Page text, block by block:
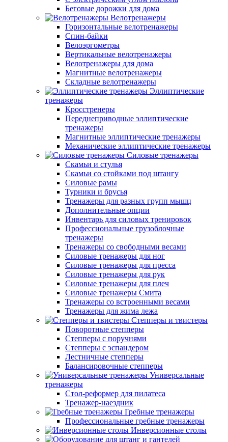
Беговые дорожки для дома
Велотренажеры
Горизонтальные велотренажеры
Спин-байки
Велоэргометры
Вертикальные велотренажеры
Велотренажеры для дома
Магнитные велотренажеры
Складные велотренажеры
Эллиптические
тренажеры
Кросстренеры
Переднеприводные эллиптические
тренажеры
Магнитные эллиптические тренажеры
Механические эллиптические тренажеры
Силовые тренажеры
Скамьи и стулья
Скамьи со стойками под штангу
Силовые рамы
Турники и брусья
Тренажеры для разных групп мышц
Дополнительные опции
Инвентарь для силовых тренировок
Профессиональные грузоблочные
тренажеры
Тренажеры со свободными весами
Силовые тренажеры для ног
Силовые тренажеры для пресса
Силовые тренажеры для рук
Силовые тренажеры для плеч
Силовые тренажеры Смита
Тренажеры со встроенными весами
Тренажеры для жима лежа
Степперы и твистеры
Поворотные степперы
Степперы с поручнями
Степперы с эспандером
Лестничные степперы
Балансировочные степперы
Универсальные
тренажеры
Стол-реформер для пилатеса
Тренажер-наездник
Гребные тренажеры
Профессиональные гребные тренажеры
Инверсионные столы